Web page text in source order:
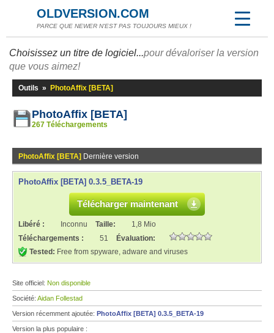
OLDVERSION.COM
PARCE QUE NEWER N'EST PAS TOUJOURS MIEUX !
Choisissez un titre de logiciel...pour dévaloriser la version
que vous aimez!
Outils » PhotoAffix [BETA]
PhotoAffix [BETA]
267 Téléchargements
PhotoAffix [BETA] Dernière version
PhotoAffix [BETA] 0.3.5_BETA-19
Télécharger maintenant
Libéré : Inconnu Taille:
1,8 Mio
Téléchargements :
51
Évaluation:
Tested: Free from spyware, adware and viruses
Site officiel: Non disponible
Société: Aidan Follestad
Version récemment ajoutée: PhotoAffix [BETA] 0.3.5_BETA-19
Version la plus populaire :